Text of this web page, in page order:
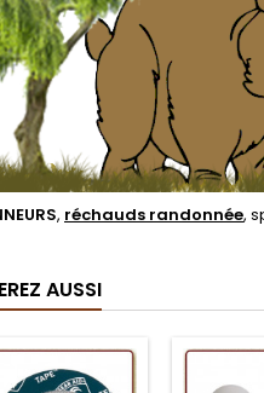
, réchauds randonnée,
AUSSI